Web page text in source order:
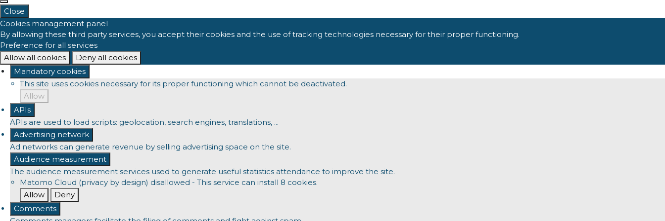
Close
Cookies management panel
By allowing these third party services, you accept their cookies and the use of tracking technologies necessary for their proper functioning.
Preference for all services
Allow all cookies
Deny all cookies
Mandatory cookies
This site uses cookies necessary for its proper functioning which cannot be deactivated.
Allow
APIs
APIs are used to load scripts: geolocation, search engines, translations, ...
Advertising network
Ad networks can generate revenue by selling advertising space on the site.
Audience measurement
The audience measurement services used to generate useful statistics attendance to improve the site.
Matomo Cloud (privacy by design) disallowed - This service can install 8 cookies.
Allow
Deny
Comments